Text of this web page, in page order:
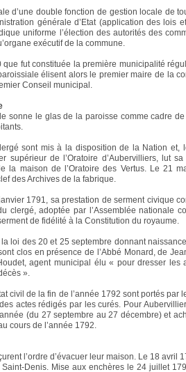
d’une double fonction de gestion locale de
générale d’Etat (application des lois
uniforme l’élection des autorités des
exécutif de la commune.
que fut constituée la première municipalité
élisent alors le premier maire de la
Conseil municipal.
sonne le glas de la paroisse comme cadre
sont mis à la disposition de la Nation et,
supérieur de l’Oratoire d’Aubervilliers, lut
la maison de l’Oratoire des Vertus. Le 21
des Archives de la fabrique.
1791, sa prestation de serment civique
clergé, adoptée par l’Assemblée nationale
de fidélité à la Constitution du royaume.
loi des 20 et 25 septembre donnant
clos en présence de l’Abbé Monard, de
agent municipal élu « pour dresser les
».
civil de la fin de l’année 1792 sont portés par
actes rédigés par les curés. Pour
(du 27 septembre au 27 décembre) et
cours de l’année 1792.
l’ordre d’évacuer leur maison. Le 18 avril
Denis. Mise aux enchères le 24 juillet